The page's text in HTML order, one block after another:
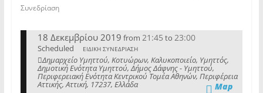
Συνεδρίαση
18 Δεκεμβρίου 2019 from 21:45 to 23:00
Scheduled ΕΙΔΙΚΗ ΣΥΝΕΔΡΙΑΣΗ
Δημαρχείο Υμηττού, Κοτυώρων, Καλυκοποιείο, Υμηττός,
Δημοτική Ενότητα Υμηττού, Δήμος Δάφνης - Υμηττού,
Περιφερειακή Ενότητα Κεντρικού Τομέα Αθηνών, Περιφέρεια
Αττικής, Αττική, 17237, Ελλάδα Map